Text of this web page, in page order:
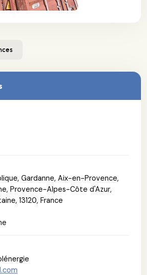
Gardanne, Aix-en-Provence,
Provence-Alpes-Côte d'Azur,
13120, France